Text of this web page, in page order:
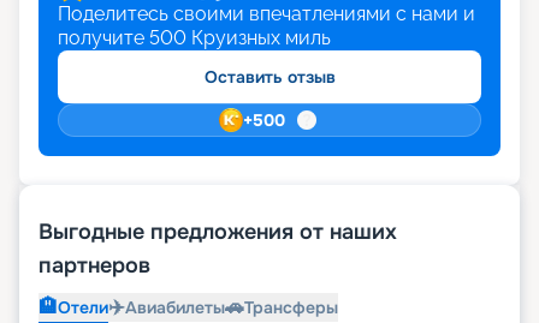
Поделитесь своими впечатлениями с нами и
получите 500 Круизных миль
Оставить отзыв
+500
Выгодные предложения от наших
партнеров
🏨Отели✈️Авиабилеты🚗Трансферы